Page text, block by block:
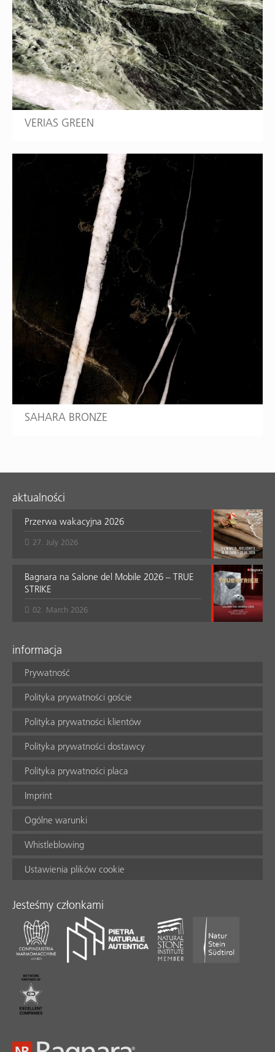
VERIAS GREEN
SAHARA BRONZE
aktualności
Przerwa wakacyjna 2026
27. July 2026
Bagnara na Salone del Mobile 2026 – TRUE
STRIKE
02. March 2026
informacja
Prywatność
Polityka prywatności goście
Polityka prywatności klientów
Polityka prywatności dostawcy
Polityka prywatności placa
Imprint
Ogólne warunki
Whistleblowing
Ustawienia plików cookie
Jesteśmy członkami